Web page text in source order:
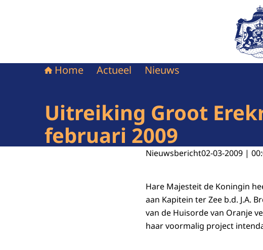
Naar
Home Actueel Nieuws
Uitreiking Groot
februari 2009
Nieuwsbericht02-03-2009 |
Hare Majesteit de Koningin
aan Kapitein ter Zee b.d. J.A.
van de Huisorde van Oranje
haar voormalig project